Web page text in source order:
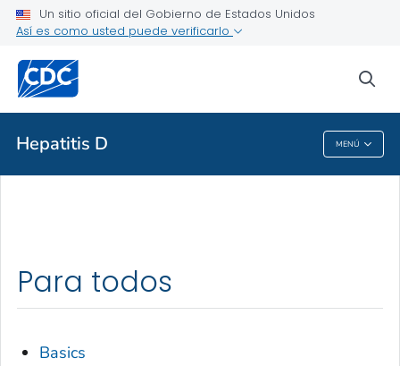
Un sitio oficial del Gobierno de Estados Unidos
Así es como usted puede verificarlo
Hepatitis D MENÚ
Temas de salud de la A a la Z
Acerca de los CDC
Hepatitis D
Para todos
Basics